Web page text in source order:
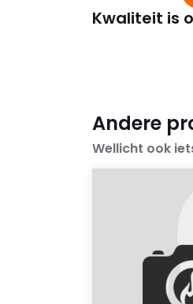
Kwaliteit is
Andere
Wellicht ook